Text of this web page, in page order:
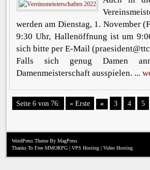
werden am Dienstag, 1. November
9:30 Uhr, Hallenöffnung ist um
sich bitte per E-Mail
Falls sich genug Damen
Damenmeisterschaft ausspielen. ...
Seite 6 von 76: « Erste « 3 4 5
WordPress Theme By MagPress
Thanks To Free MMORPG | VPS Hosting | Video Hosting